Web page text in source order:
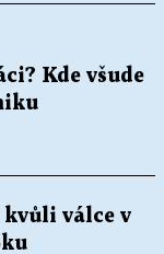
Kde všude
kvůli válce v